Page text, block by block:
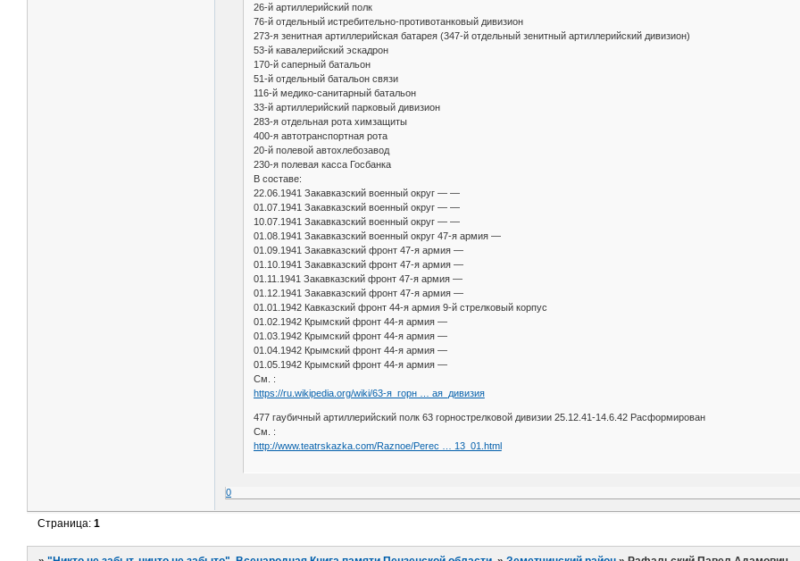
26-й артиллерийский полк
76-й отдельный истребительно-противотанковый дивизион
273-я зенитная артиллерийская батарея (347-й отдельный зенитный артиллерийский дивизион)
53-й кавалерийский эскадрон
170-й саперный батальон
51-й отдельный батальон связи
116-й медико-санитарный батальон
33-й артиллерийский парковый дивизион
283-я отдельная рота химзащиты
400-я автотранспортная рота
20-й полевой автохлебозавод
230-я полевая касса Госбанка
В составе:
22.06.1941 Закавказский военный округ — —
01.07.1941 Закавказский военный округ — —
10.07.1941 Закавказский военный округ — —
01.08.1941 Закавказский военный округ 47-я армия —
01.09.1941 Закавказский фронт 47-я армия —
01.10.1941 Закавказский фронт 47-я армия —
01.11.1941 Закавказский фронт 47-я армия —
01.12.1941 Закавказский фронт 47-я армия —
01.01.1942 Кавказский фронт 44-я армия 9-й стрелковый корпус
01.02.1942 Крымский фронт 44-я армия —
01.03.1942 Крымский фронт 44-я армия —
01.04.1942 Крымский фронт 44-я армия —
01.05.1942 Крымский фронт 44-я армия —
См. :
https://ru.wikipedia.org/wiki/63-я_горн … ая_дивизия
477 гаубичный артиллерийский полк 63 горнострелковой дивизии 25.12.41-14.6.42 Расформирован
См. :
http://www.teatrskazka.com/Raznoe/Perec … 13_01.html
0
Страница:1